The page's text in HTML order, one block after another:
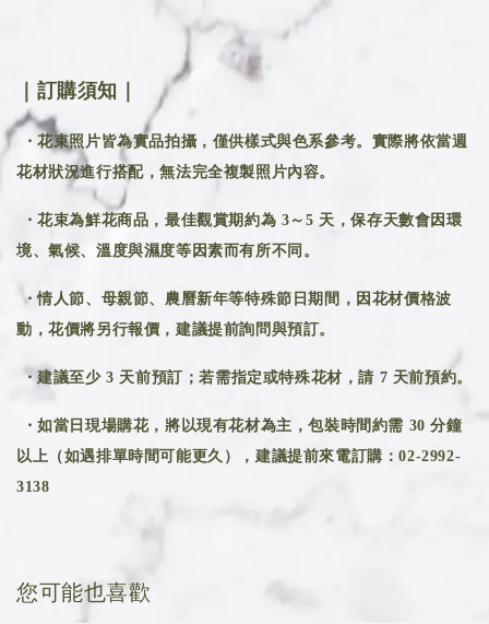
｜訂購須知｜
・花束照片皆為實品拍攝，僅供樣式與色系參考。實際將依當週
花材狀況進行搭配，無法完全複製照片內容。
・花束為鮮花商品，最佳觀賞期約為 3～5 天，保存天數會因環
境、氣候、溫度與濕度等因素而有所不同。
・情人節、母親節、農曆新年等特殊節日期間，因花材價格波
動，花價將另行報價，建議提前詢問與預訂。
・建議至少 3 天前預訂；若需指定或特殊花材，請 7 天前預約。
・如當日現場購花，將以現有花材為主，包裝時間約需 30 分鐘
以上（如遇排單時間可能更久），建議提前來電訂購：02-2992-
3138
您可能也喜歡